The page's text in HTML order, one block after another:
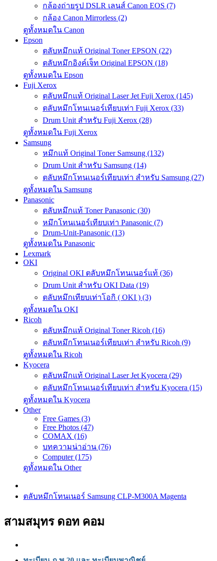
กล้องถ่ายรูป DSLR เลนส์ Canon EOS (7)
กล้อง Canon Mirrorless (2)
ดูทั้งหมดใน Canon
Epson
ตลับหมึกแท้ Original Toner EPSON (22)
ตลับหมึกอิงค์เจ็ท Original EPSON (18)
ดูทั้งหมดใน Epson
Fuji Xerox
ตลับหมึกแท้ Original Laser Jet Fuji Xerox (145)
ตลับหมึกโทนเนอร์เทียบเท่า Fuji Xerox (33)
Drum Unit สำหรับ Fuji Xerox (28)
ดูทั้งหมดใน Fuji Xerox
Samsung
หมึกแท้ Original Toner Samsung (132)
Drum Unit สำหรับ Samsung (14)
ตลับหมึกโทนเนอร์เทียบเท่า สำหรับ Samsung (27)
ดูทั้งหมดใน Samsung
Panasonic
ตลับหมึกแท้ Toner Panasonic (30)
หมึกโทนเนอร์เทียบเท่า Panasonic (7)
Drum-Unit-Panasonic (13)
ดูทั้งหมดใน Panasonic
Lexmark
OKI
Original OKI ตลับหมึกโทนเนอร์แท้ (36)
Drum Unit สำหรับ OKI Data (19)
ตลับหมึกเทียบเท่าโอกิ ( OKI ) (3)
ดูทั้งหมดใน OKI
Ricoh
ตลับหมึกแท้ Original Toner Ricoh (16)
ตลับหมึกโทนเนอร์เทียบเท่า สำหรับ Ricoh (9)
ดูทั้งหมดใน Ricoh
Kyocera
ตลับหมึกแท้ Original Laser Jet Kyocera (29)
ตลับหมึกโทนเนอร์เทียบเท่า สำหรับ Kyocera (15)
ดูทั้งหมดใน Kyocera
Other
Free Games (3)
Free Photos (47)
COMAX (16)
บทความน่าอ่าน (76)
Computer (175)
ดูทั้งหมดใน Other
ตลับหมึกโทนเนอร์ Samsung CLP-M300A Magenta
สามสมุทร ดอท คอม